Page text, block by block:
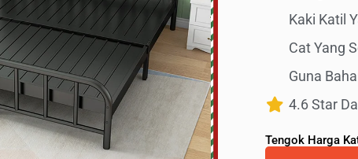
Kaki Katil
Cat Yang
Guna
4.6 Star
Tengok Harga